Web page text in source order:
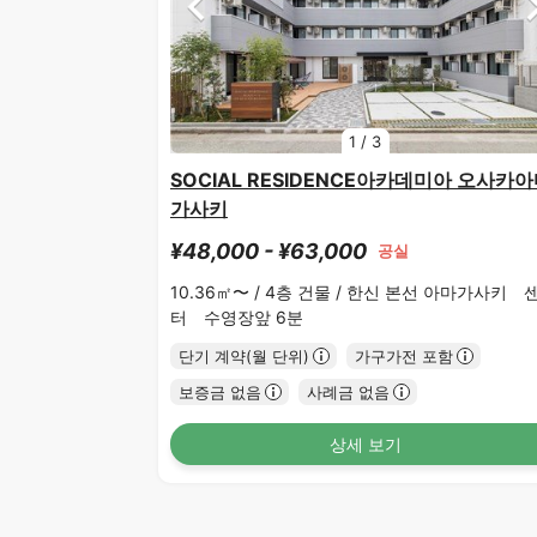
1 / 3
SOCIAL RESIDENCE아카데미아 오사카
가사키
¥48,000 - ¥63,000 공실
10.36㎡〜 / 4층 건물 / 한신 본선 아마가사키
터 수영장앞 6분
단기 계약(월 단위)
가구가전 포함
보증금 없음
사례금 없음
상세 보기